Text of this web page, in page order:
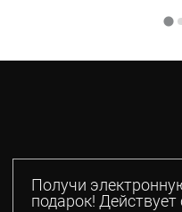
Получи
подарок! Действует